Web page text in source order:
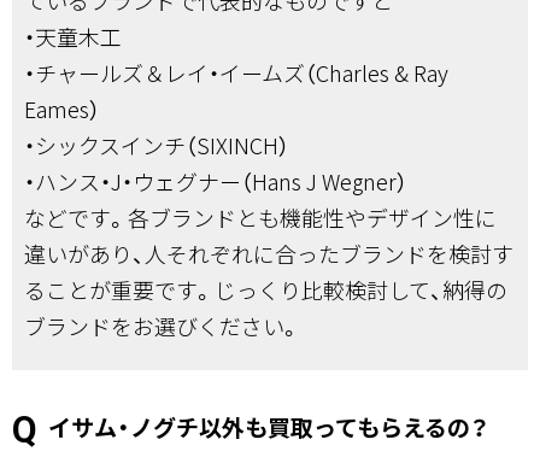
・天童木工
・チャールズ＆レイ・イームズ（Charles & Ray
Eames）
・シックスインチ（SIXINCH）
・ハンス・J・ウェグナー（Hans J Wegner）
などです。各ブランドとも機能性やデザイン性に
違いがあり、人それぞれに合ったブランドを検討す
ることが重要です。じっくり比較検討して、納得の
ブランドをお選びください。
イサム・ノグチ以外も買取ってもらえるの？